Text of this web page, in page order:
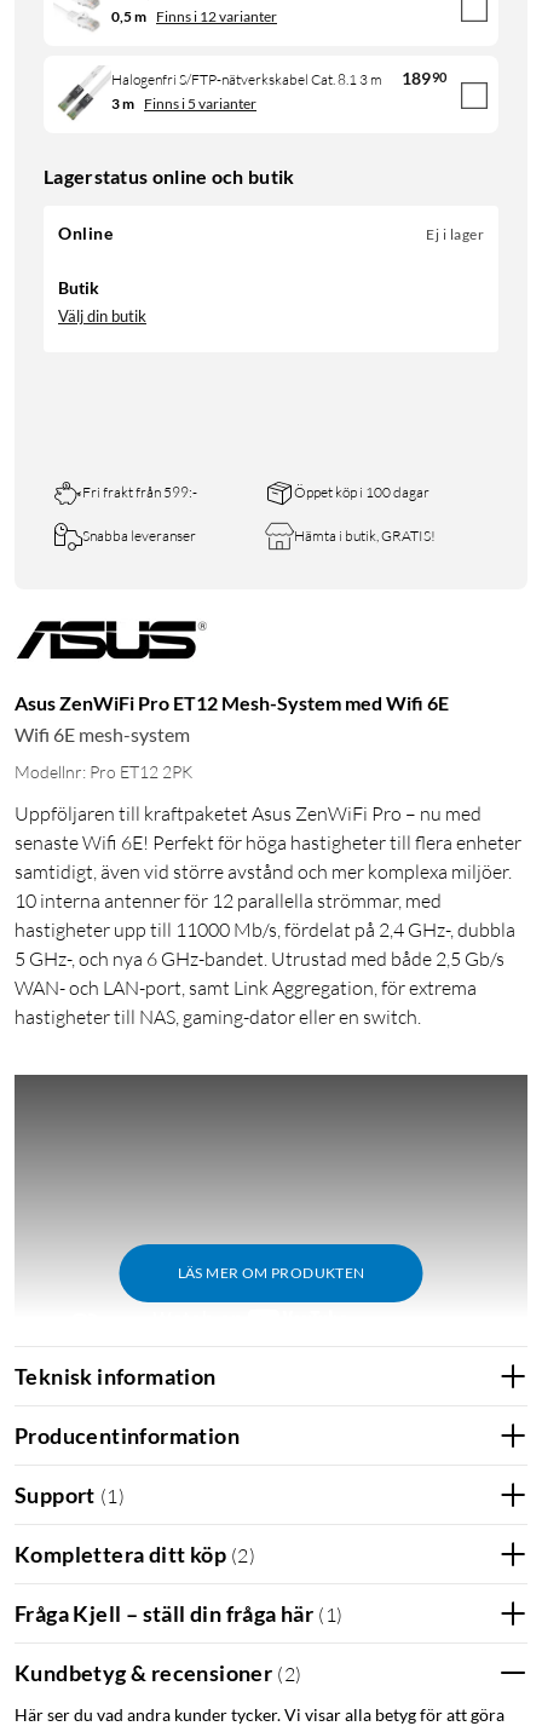
0,5 m Finns i 12 varianter
Halogenfri S/FTP-nätverkskabel Cat. 8.1 3 m 18990
3 m Finns i 5 varianter
Lagerstatus online och butik
Online Ej i lager
Butik
Välj din butik
Fri frakt från 599:- Öppet köp i 100 dagar
Snabba leveranser Hämta i butik, GRATIS!
Asus ZenWiFi Pro ET12 Mesh-System med Wifi 6E
Wifi 6E mesh-system
Modellnr: Pro ET12 2PK
Uppföljaren till kraftpaketet Asus ZenWiFi Pro – nu med
senaste Wifi 6E! Perfekt för höga hastigheter till flera enheter
samtidigt, även vid större avstånd och mer komplexa miljöer.
10 interna antenner för 12 parallella strömmar, med
hastigheter upp till 11000 Mb/s, fördelat på 2,4 GHz-, dubbla
5 GHz-, och nya 6 GHz-bandet. Utrustad med både 2,5 Gb/s
WAN- och LAN-port, samt Link Aggregation, för extrema
hastigheter till NAS, gaming-dator eller en switch.
LÄS MER OM PRODUKTEN
Funktioner
256 MB Flash/1GB RAM
2,5 Gb/s LAN-port
Stöd för AiMesh
WPA3-kryptering
Teknisk information
Producentinformation
Support (1 )
Komplettera ditt köp (2)
Fråga Kjell – ställ din fråga här ( 1 )
Kundbetyg & recensioner (2)
Här ser du vad andra kunder tycker. Vi visar alla betyg för att göra